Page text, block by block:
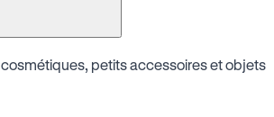
cosmétiques, petits accessoires et objets